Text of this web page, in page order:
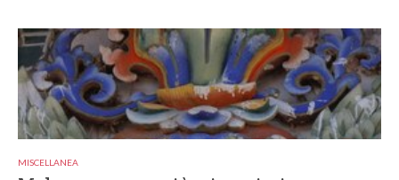
MISCELLANEA